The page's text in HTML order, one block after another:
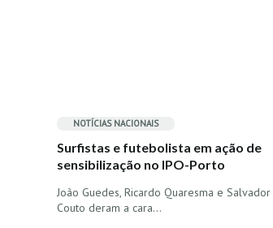
NOTÍCIAS NACIONAIS
Surfistas e futebolista em ação de
sensibilização no IPO-Porto
João Guedes, Ricardo Quaresma e Salvador
Couto deram a cara…